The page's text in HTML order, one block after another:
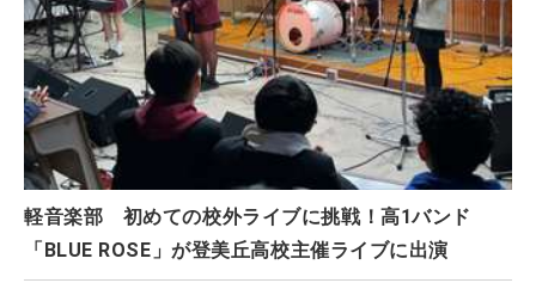
軽音楽部 初めての校外ライブに挑戦！高1バンド
「BLUE ROSE」が登美丘高校主催ライブに出演